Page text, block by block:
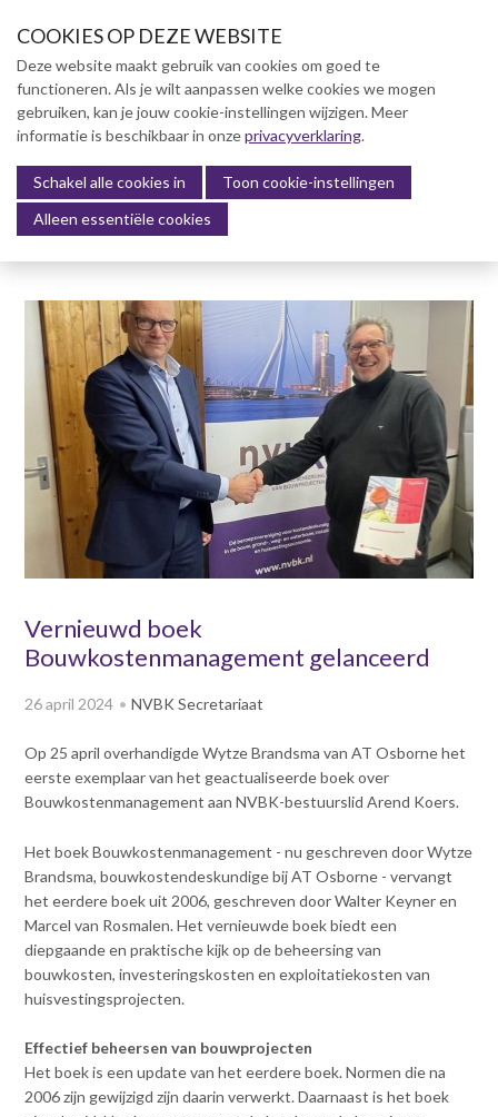
n
o
J
m
p
t
m
a
i
n
c
o
n
e
n
t
Menu
Vernieuwd boek
Bouwkostenmanagement gelanceerd
26 april 2024 NVBK Secretariaat
Op 25 april overhandigde Wytze Brandsma van AT Osborne het
eerste exemplaar van het geactualiseerde boek over
Bouwkostenmanagement aan NVBK-bestuurslid Arend Koers.
Het boek Bouwkostenmanagement - nu geschreven door Wytze
Brandsma, bouwkostendeskundige bij AT Osborne - vervangt
het eerdere boek uit 2006, geschreven door Walter Keyner en
Marcel van Rosmalen. Het vernieuwde boek biedt een
diepgaande en praktische kijk op de beheersing van
bouwkosten, investeringskosten en exploitatiekosten van
huisvestingsprojecten.
Effectief beheersen van bouwprojecten
Het boek is een update van het eerdere boek. Normen die na
2006 zijn gewijzigd zijn daarin verwerkt. Daarnaast is het boek
Over NVBK
NVBK Leden
Lidmaatschap
Kennisbank
Dag van de Bouwkosten 2025
Magazine
Kostenmanagement Bouw &
Infra (KM)
ABK-model 2023
Boek Levensduurkosten –
Slim investeren, lang
profiteren
Dag van de
Bouwkostendeskundige 2024
Dag van de
Vernieuwde boek
Publicatiereeks
Nieuwsbrieven
Nieuwsarchief
Verenigingsdocumenten
Columns Bernd Karstenberg
Partners
Actualiteit
Inloggen mijn NVBK
COOKIES OP DEZE WEBSITE
Deze website maakt gebruik van cookies om goed te
functioneren. Als je wilt aanpassen welke cookies we mogen
gebruiken, kan je jouw cookie-instellingen wijzigen. Meer
informatie is beschikbaar in onzeprivacyverklaring.
Schakel alle cookies in
Toon cookie-instellingen
Alleen essentiële cookies